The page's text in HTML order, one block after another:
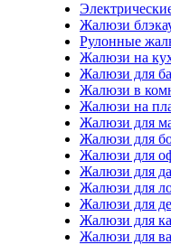
Жалюзи
Рулонные
Жалюзи на
Жалюзи для
Жалюзи в
Жалюзи на
Жалюзи для
Жалюзи для
Жалюзи для
Жалюзи для
Жалюзи для
Жалюзи для
Жалюзи для
Жалюзи для